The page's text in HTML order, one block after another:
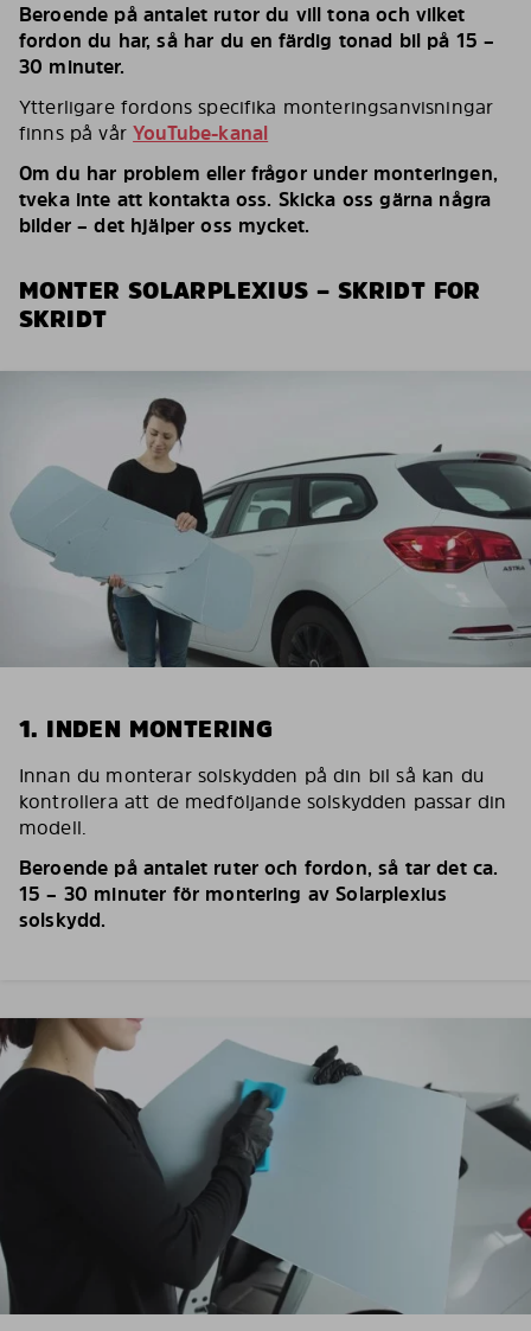
Beroende på antalet rutor du vill tona och vilket
fordon du har, så har du en färdig tonad bil på 15 –
30 minuter.
Ytterligare fordons specifika monteringsanvisningar
finns på vårYouTube-kanal
Om du har problem eller frågor under monteringen,
tveka inte att kontakta oss. Skicka oss gärna några
bilder – det hjälper oss mycket.
MONTER SOLARPLEXIUS – SKRIDT FOR
SKRIDT
1. INDEN MONTERING
Innan du monterar solskydden på din bil så kan du
kontrollera att de medföljande solskydden passar din
modell.
Beroende på antalet ruter och fordon, så tar det ca.
15 – 30 minuter för montering av Solarplexius
solskydd.